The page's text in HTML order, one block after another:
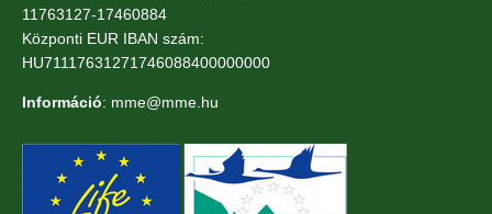
11763127-17460884
Központi EUR IBAN szám:
HU71117631271746088400000000
Információ: mme@mme.hu